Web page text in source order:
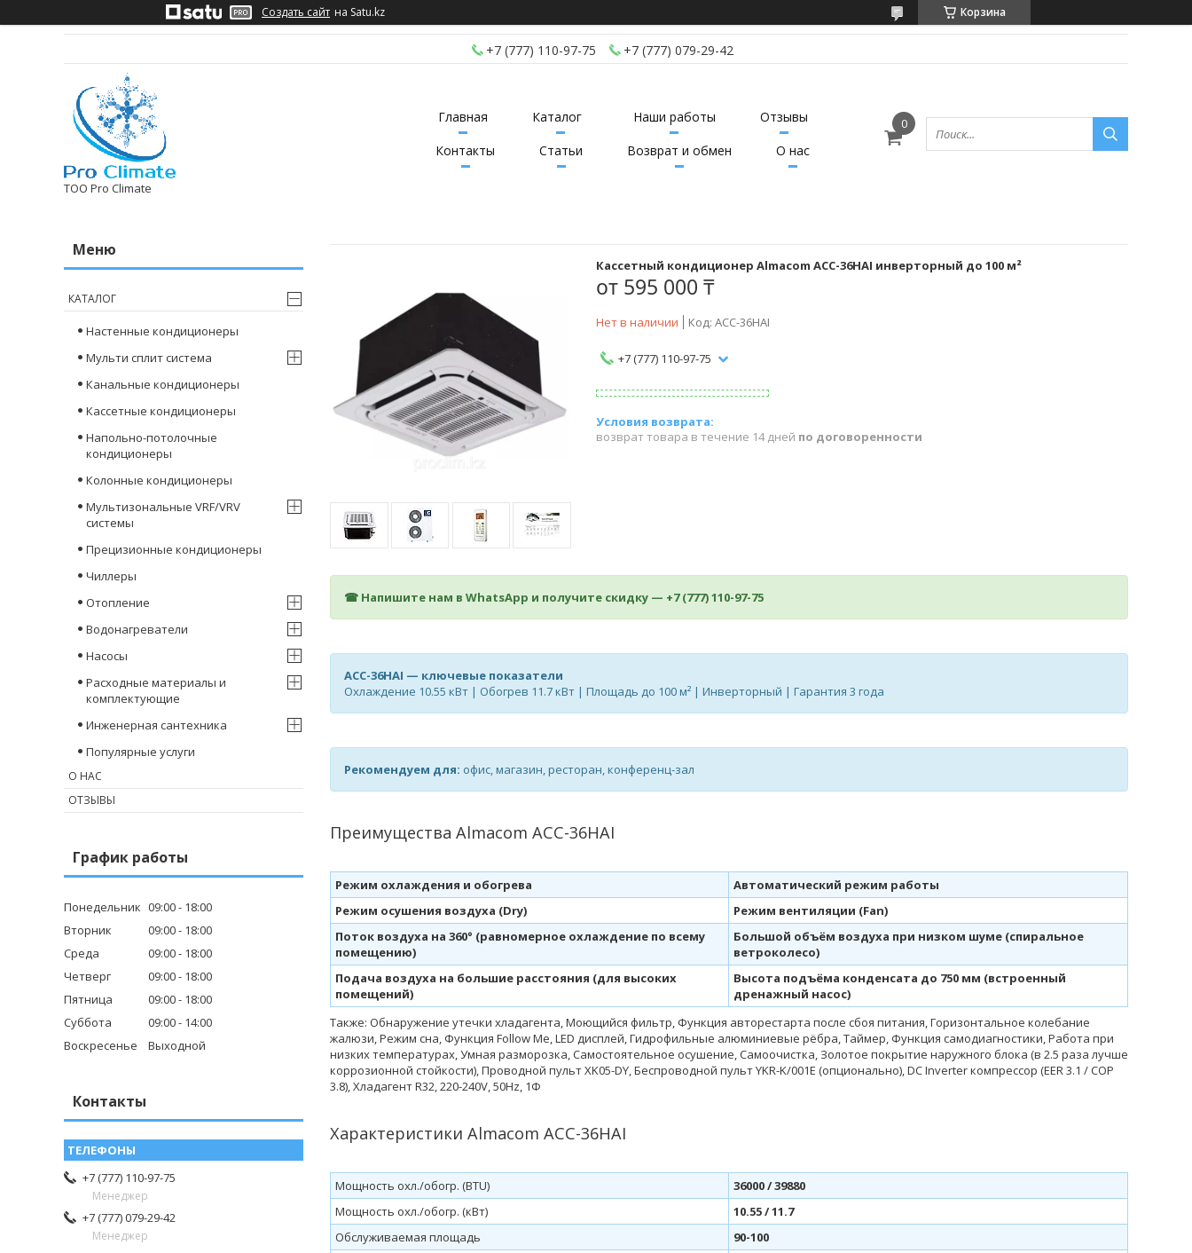
Создать сайт на Satu.kz Корзина
+7 (777) 110-97-75 +7 (777) 079-29-42
ТОО Pro Climate
Главная Каталог Наши работы
Отзывы
Контакты
Статьи Возврат и обмен О нас
Кассетный кондиционер Almacom ACC-36HAI инверторный до 100 м²
от 595 000 ₸
Нет в наличии Код: ACC-36HAI
+7 (777) 110-97-75
возврат товара в течение 14 дней по договоренности
☎ Напишите нам в WhatsApp и получите скидку — +7 (777) 110-97-75
ACC-36HAI — ключевые показатели
Охлаждение 10.55 кВт | Обогрев 11.7 кВт | Площадь до 100 м² | Инверторный | Гарантия 3 года
Рекомендуем для: офис, магазин, ресторан, конференц-зал
Преимущества Almacom ACC-36HAI
Режим охлаждения и обогрева
Автоматический режим работы
Режим осушения воздуха (Dry)
Режим вентиляции (Fan)
Поток воздуха на 360° (равномерное охлаждение по всему
помещению)
Большой объём воздуха при низком шуме (спиральное
ветроколесо)
Подача воздуха на большие расстояния (для высоких
помещений)
Высота подъёма конденсата до 750 мм (встроенный
дренажный насос)
Также: Обнаружение утечки хладагента, Моющийся фильтр, Функция авторестарта после сбоя питания, Горизонтальное колебание
жалюзи, Режим сна, Функция Follow Me, LED дисплей, Гидрофильные алюминиевые рёбра, Таймер, Функция самодиагностики, Работа при
низких температурах, Умная разморозка, Самостоятельное осушение, Самоочистка, Золотое покрытие наружного блока (в 2.5 раза лучше
коррозионной стойкости), Проводной пульт XK05-DY, Беспроводной пульт YKR-K/001E (опционально), DC Inverter компрессор (EER 3.1 / COP
3.8), Хладагент R32, 220-240V, 50Hz, 1Ф
Характеристики Almacom ACC-36HAI
Мощность охл./обогр. (BTU)
36000 / 39880
Мощность охл./обогр. (кВт)
10.55 / 11.7
Обслуживаемая площадь
90-100
КАТАЛОГ
Настенные кондиционеры
Мульти сплит система
Канальные кондиционеры
Кассетные кондиционеры
Напольно-потолочные
кондиционеры
Колонные кондиционеры
Мультизональные VRF/VRV
системы
Прецизионные кондиционеры
Чиллеры
Отопление
Водонагреватели
Насосы
Расходные материалы и
комплектующие
Инженерная сантехника
Популярные услуги
О НАС
ОТЗЫВЫ
График работы
Понедельник 09:00
18:00
Вторник
09:00
18:00
Среда
09:00
18:00
Четверг
09:00
18:00
Пятница
09:00
18:00
Суббота
09:00
14:00
Воскресенье
Выходной
Контакты
+7 (777) 110-97-75
Менеджер
+7 (777) 079-29-42
Менеджер